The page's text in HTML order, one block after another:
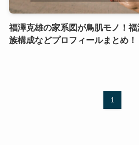
福澤克雄の家系図が鳥肌モノ！
族構成などプロフィールまとめ！
1